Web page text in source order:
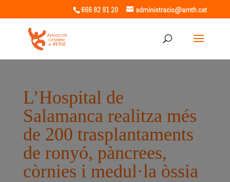
666 82 91 20 administracio@amth.cat
L’Hospital de
Salamanca realitza més
de 200 trasplantaments
de ronyó, pàncrees,
còrnies i medul·la òssia